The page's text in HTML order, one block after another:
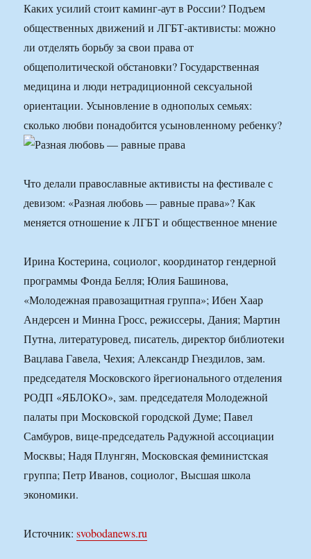
Каких усилий стоит каминг-аут в России? Подъем
общественных движений и ЛГБТ-активисты: можно
ли отделять борьбу за свои права от
общеполитической обстановки? Государственная
медицина и люди нетрадиционной сексуальной
ориентации. Усыновление в однополых семьях:
сколько любви понадобится усыновленному ребенку?
Что делали православные активисты на фестивале с
девизом: «Разная любовь — равные права»? Как
меняется отношение к ЛГБТ и общественное мнение
Ирина Костерина, социолог, координатор гендерной
программы Фонда Белля; Юлия Башинова,
«Молодежная правозащитная группа»; Ибен Хаар
Андерсен и Минна Гросс, режиссеры, Дания; Мартин
Путна, литературовед, писатель, директор библиотеки
Вацлава Гавела, Чехия; Александр Гнездилов, зам.
председателя Московского йрегионального отделения
РОДП «ЯБЛОКО», зам. председателя Молодежной
палаты при Московской городской Думе; Павел
Самбуров, вице-председатель Радужной ассоциации
Москвы; Надя Плунгян, Московская феминистская
группа; Петр Иванов, социолог, Высшая школа
экономики.
Источник:svobodanews.ru